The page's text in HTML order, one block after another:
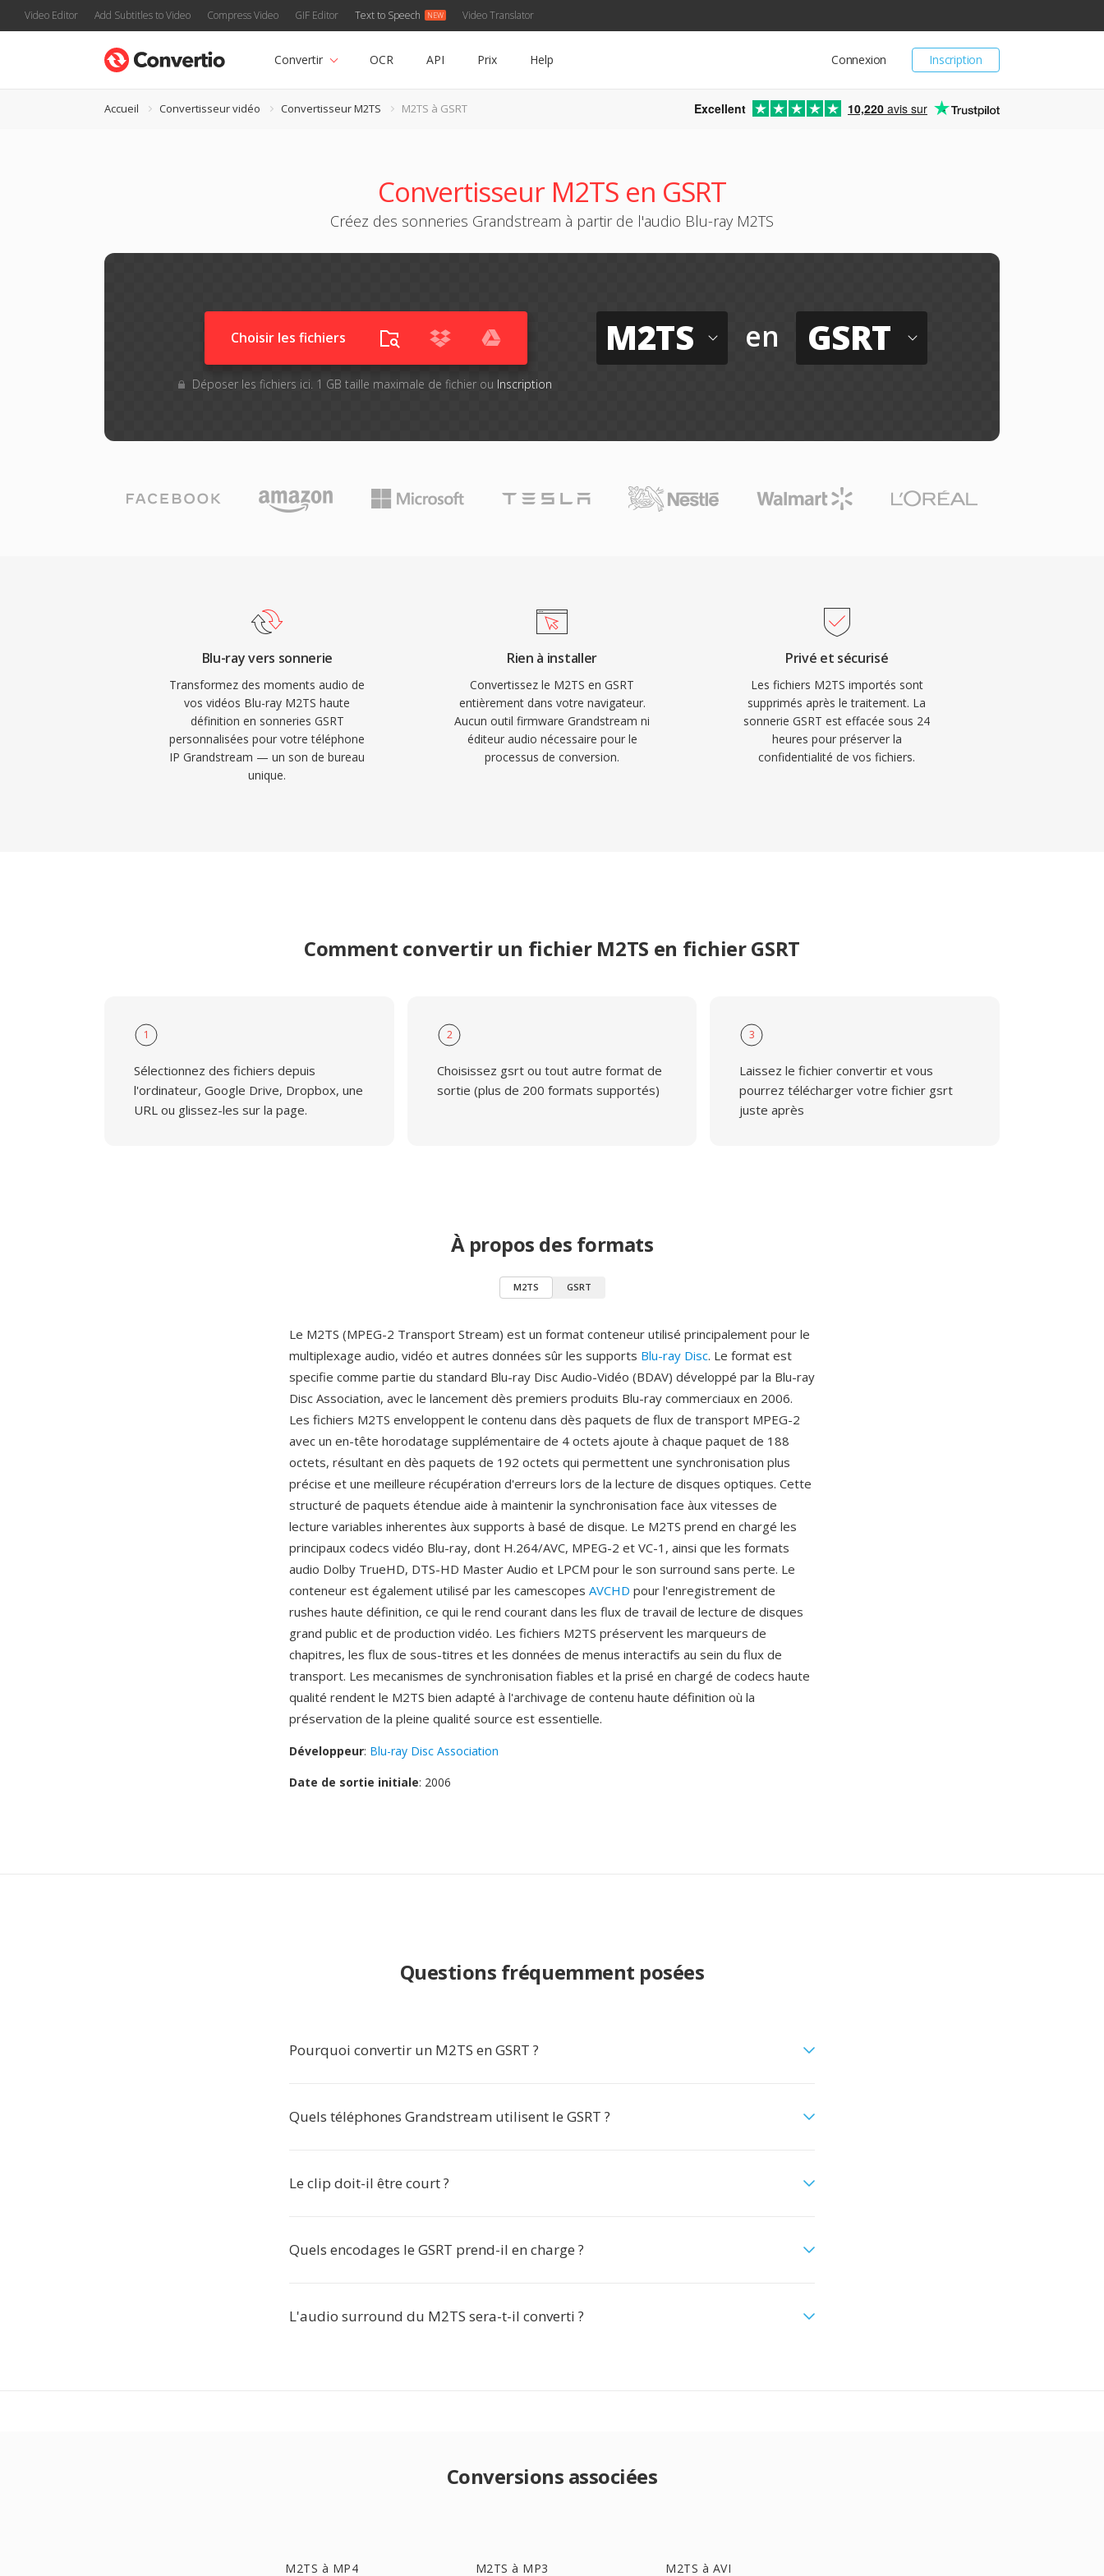
Video Editor Add Subtitles to Video Compress Video GIF Editor Text to Speech Video Translator
Inscription
Connexion
Convertir OCR API Prix Help
Accueil Convertisseur vidéo Convertisseur M2TS M2TS à GSRT Excellent 10,220 avis sur
Convertisseur M2TS en GSRT
Créez des sonneries Grandstream à partir de l'audio Blu-ray M2TS
Choisir les fichiers
Déposer les fichiers ici. 1 GB taille maximale de fichier ou Inscription
M2TS en GSRT
Blu-ray vers sonnerie
Transformez des moments audio de
vos vidéos Blu-ray M2TS haute
définition en sonneries GSRT
personnalisées pour votre téléphone
IP Grandstream — un son de bureau
unique.
Rien à installer
Convertissez le M2TS en GSRT
entièrement dans votre navigateur.
Aucun outil firmware Grandstream ni
éditeur audio nécessaire pour le
processus de conversion.
Privé et sécurisé
Les fichiers M2TS importés sont
supprimés après le traitement. La
sonnerie GSRT est effacée sous 24
heures pour préserver la
confidentialité de vos fichiers.
Comment convertir un fichier M2TS en fichier GSRT
1
Sélectionnez des fichiers depuis
l'ordinateur, Google Drive, Dropbox, une
URL ou glissez-les sur la page.
2
Choisissez gsrt ou tout autre format de
sortie (plus de 200 formats supportés)
3
Laissez le fichier convertir et vous
pourrez télécharger votre fichier gsrt
juste après
À propos des formats
M2TS GSRT
Le M2TS (MPEG-2 Transport Stream) est un format conteneur utilisé principalement pour le
multiplexage audio, vidéo et autres données sûr les supports Blu-ray Disc. Le format est
specifie comme partie du standard Blu-ray Disc Audio-Vidéo (BDAV) développé par la Blu-ray
Disc Association, avec le lancement dès premiers produits Blu-ray commerciaux en 2006.
Les fichiers M2TS enveloppent le contenu dans dès paquets de flux de transport MPEG-2
avec un en-tête horodatage supplémentaire de 4 octets ajoute à chaque paquet de 188
octets, résultant en dès paquets de 192 octets qui permettent une synchronisation plus
précise et une meilleure récupération d'erreurs lors de la lecture de disques optiques. Cette
structuré de paquets étendue aide à maintenir la synchronisation face àux vitesses de
lecture variables inherentes àux supports à basé de disque. Le M2TS prend en chargé les
principaux codecs vidéo Blu-ray, dont H.264/AVC, MPEG-2 et VC-1, ainsi que les formats
audio Dolby TrueHD, DTS-HD Master Audio et LPCM pour le son surround sans perte. Le
conteneur est également utilisé par les camescopes AVCHD pour l'enregistrement de
rushes haute définition, ce qui le rend courant dans les flux de travail de lecture de disques
grand public et de production vidéo. Les fichiers M2TS préservent les marqueurs de
chapitres, les flux de sous-titres et les données de menus interactifs au sein du flux de
transport. Les mecanismes de synchronisation fiables et la prisé en chargé de codecs haute
qualité rendent le M2TS bien adapté à l'archivage de contenu haute définition où la
préservation de la pleine qualité source est essentielle.
Développeur: Blu-ray Disc Association
Date de sortie initiale: 2006
Questions fréquemment posées
Pourquoi convertir un M2TS en GSRT ?
Quels téléphones Grandstream utilisent le GSRT ?
Le clip doit-il être court ?
Quels encodages le GSRT prend-il en charge ?
L'audio surround du M2TS sera-t-il converti ?
Conversions associées
M2TS à MP4 M2TS à MP3 M2TS à AVI